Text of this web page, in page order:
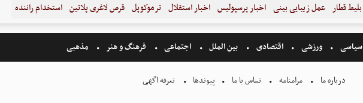
بلیط قطار عمل زیبایی بینی اخبار پرسپولیس اخبار استقلال ترموکوپل قرص لاغری پلاتین استخدام راننده
سیاسی ورزشی اقتصادی بین الملل اجتماعی فرهنگ و هنر مذهبی
درباره ما مرامنامه تماس با ما پیوندها تعرفه اگهی